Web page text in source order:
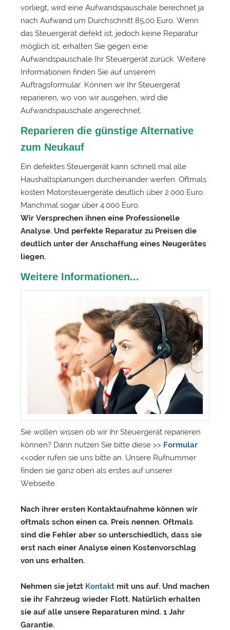
vorliegt, wird eine Aufwandspauschale berechnet ja
nach Aufwand um Durchschnitt 85,00 Euro. Wenn
das Steuergerät defekt ist, jedoch keine Reparatur
möglich ist, erhalten Sie gegen eine
Aufwandspauschale Ihr Steuergerät zurück. Weitere
Informationen finden Sie auf unserem
Auftragsformular. Können wir Ihr Steuergerät
reparieren, wo von wir ausgehen, wird die
Aufwandspauschale angerechnet.
Reparieren die günstige Alternative
zum Neukauf
Ein defektes Steuergerät kann schnell mal alle
Haushaltsplanungen durcheinander werfen. Oftmals
kosten Motorsteuergeräte deutlich über 2.000 Euro.
Manchmal sogar über 4.000 Euro.
Wir Versprechen ihnen eine Professionelle
Analyse. Und perfekte Reparatur zu Preisen die
deutlich unter der Anschaffung eines Neugerätes
liegen.
Weitere Informationen...
Sie wollen wissen ob wir ihr Steuergerät reparieren
können? Dann nutzen Sie bitte diese >> Formular
<<oder rufen sie uns bitte an. Unsere Rufnummer
finden sie ganz oben als erstes auf unserer
Webseite.
Nach ihrer ersten Kontaktaufnahme können wir
oftmals schon einen ca. Preis nennen. Oftmals
sind die Fehler aber so unterschiedlich, dass sie
erst nach einer Analyse einen Kostenvorschlag
von uns erhalten.
Nehmen sie jetzt Kontakt mit uns auf. Und machen
sie ihr Fahrzeug wieder Flott. Natürlich erhalten
sie auf alle unsere Reparaturen mind. 1 Jahr
Garantie.